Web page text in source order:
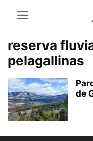
reserva
pelagallinas
de